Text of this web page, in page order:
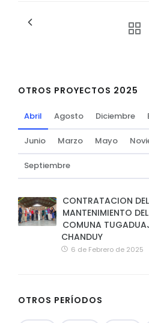
OTROS PROYECTOS 2025
Abril Agosto Diciembre
Junio Marzo Mayo
Septiembre
CONTRATACION
MANTENIMIENTO
COMUNA
CHANDUY
6 de Febrero de 2025
OTROS PERÍODOS